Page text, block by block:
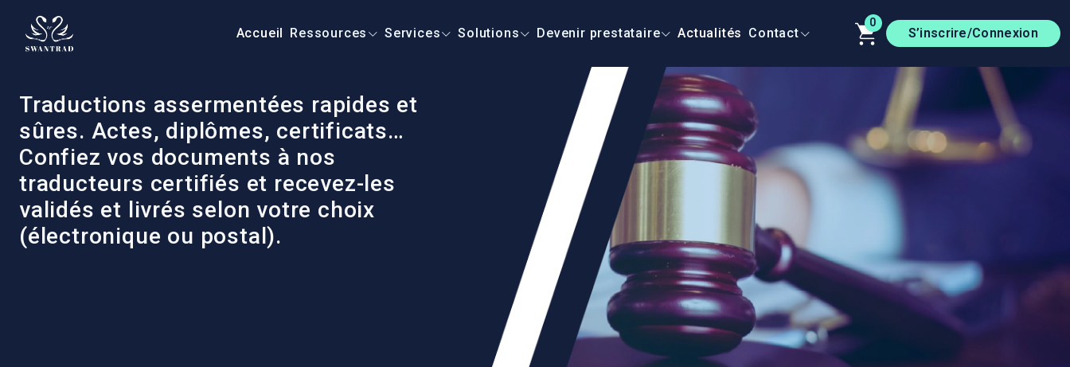
Accueil Ressources Services Solutions Devenir prestataire Actualités Contact
0
S’inscrire/Connexion
Traductions assermentées rapides et
sûres. Actes, diplômes, certificats…
Confiez vos documents à nos
traducteurs certifiés et recevez-les
validés et livrés selon votre choix
(électronique ou postal).